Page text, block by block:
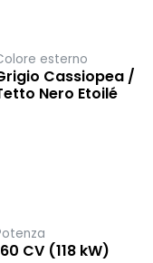
esterno
Cassiopea /
Nero Etoilé
CV (118 kW)